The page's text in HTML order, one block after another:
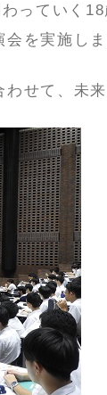
っていく
を実施しま
せて、未